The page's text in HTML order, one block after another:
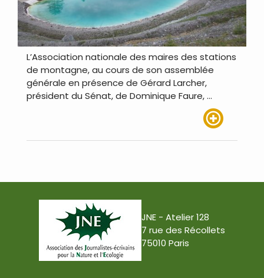
L’Association nationale des maires des stations
de montagne, au cours de son assemblée
générale en présence de Gérard Larcher,
président du Sénat, de Dominique Faure, …
JNE - Atelier 128
7 rue des Récollets
75010 Paris